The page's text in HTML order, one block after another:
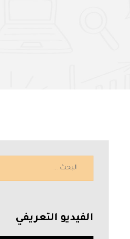
الفيديو التعريفي